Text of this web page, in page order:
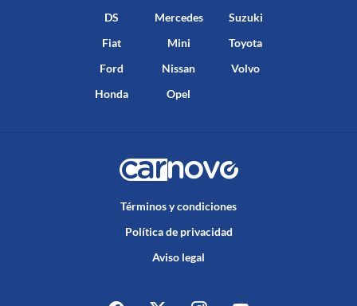
DS
Fiat
Ford
Honda
Mercedes
Mini
Nissan
Opel
Suzuki
Toyota
Volvo
Términos y condiciones
Política de privacidad
Aviso legal